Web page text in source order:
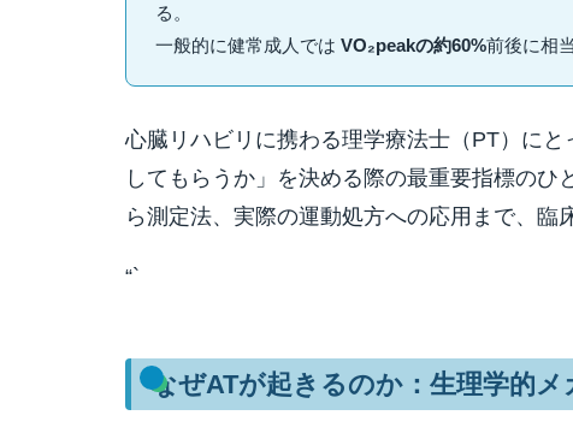
る。
一般的に健常成人では VO₂peakの約60%前後に相
心臓リハビリに携わる理学療法士（PT）に
してもらうか」を決める際の最重要指標の
ら測定法、実際の運動処方への応用まで、臨
“`
なぜATが起きるのか：生理学的メ